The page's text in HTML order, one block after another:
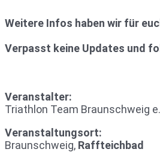
Weitere Infos haben wir für
Verpasst keine Updates und
Veranstalter:
Triathlon Team Braunschweig
Veranstaltungsort:
Braunschweig, Raffteichbad